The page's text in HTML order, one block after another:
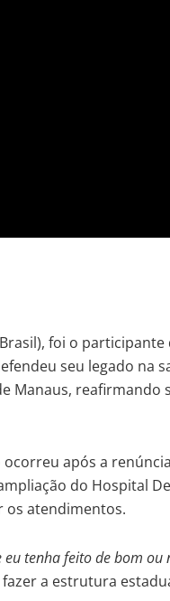
foi o
seu legado na
Manaus, reafirmando
após a
do Hospital
os atendimentos.
tenha feito de bom ou
a estrutura